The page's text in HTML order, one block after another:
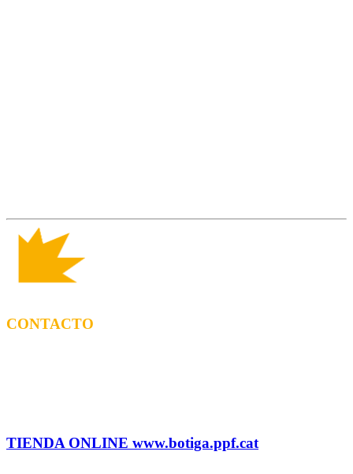
CONTACTO
TIENDA ONLINE www.botiga.ppf.cat